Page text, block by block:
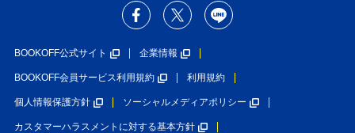
BOOKOFF公式サイト 企業情報
BOOKOFF会員サービス利用規約 利用規約
個人情報保護方針 ソーシャルメディアポリシー
カスタマーハラスメントに対する基本方針